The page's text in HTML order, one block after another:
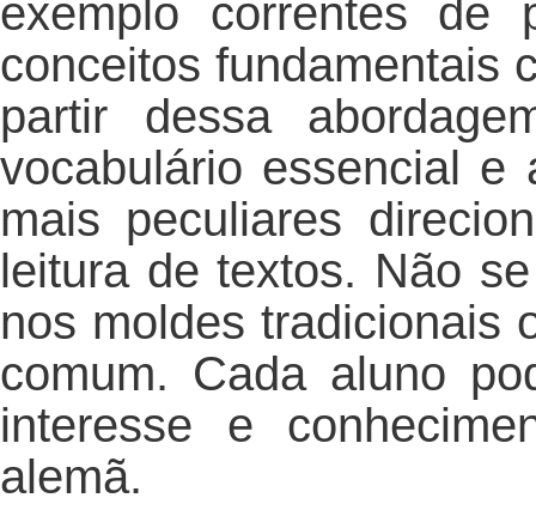
exemplo correntes de
conceitos fundamentais
partir dessa
vocabulário essencial e
mais peculiares
leitura de textos. Não
nos moldes tradicionais
comum. Cada aluno
interesse e
alemã.